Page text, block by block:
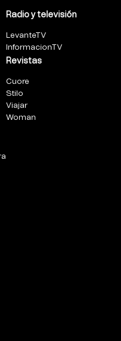
Radio y televisión
LevanteTV
InformacionTV
Revistas
Cuore
Stilo
Viajar
Woman